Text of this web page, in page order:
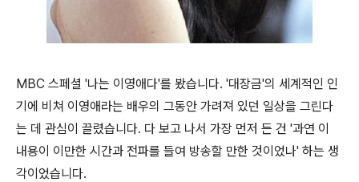
MBC 스페셜 '나는 이영애다'를 봤습니다. '대장금'의 세계적인 인
기에 비쳐 이영애라는 배우의 그동안 가려져 있던 일상을 그린다
는 데 관심이 끌렸습니다. 다 보고 나서 가장 먼저 든 건 '과연 이
내용이 이만한 시간과 전파를 들여 방송할 만한 것이었나' 하는 생
각이었습니다.